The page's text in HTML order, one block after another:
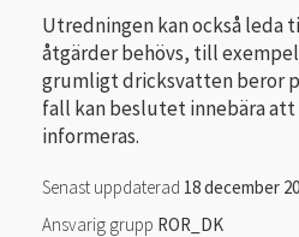
Utredningen kan också leda
åtgärder behövs, till
grumligt dricksvatten beror
fall kan beslutet innebära att
informeras.
Senast uppdaterad 18 december
Ansvarig grupp ROR_DK